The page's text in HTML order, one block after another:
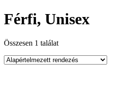
Férfi, Unisex
Összesen 1 találat